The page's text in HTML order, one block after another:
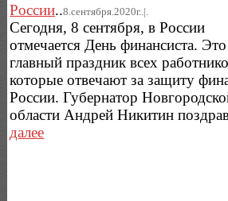
России..8.сентября.2020г..|.
Сегодня, 8 сентября, в России
отмечается День финансиста. Это
главный праздник всех
которые отвечают за защиту
России. Губернатор
области Андрей Никитин
далее